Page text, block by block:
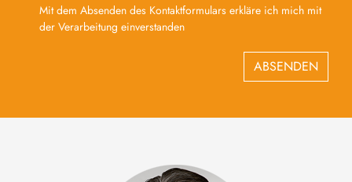
Mit dem Absenden des Kontaktformulars erkläre ich mich mit
der Verarbeitung einverstanden
ABSENDEN